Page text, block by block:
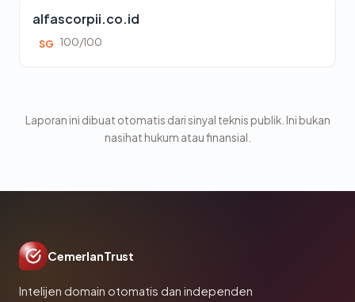
alfascorpii.co.id
SG 100/100
Laporan ini dibuat otomatis dari sinyal teknis publik. Ini bukan
nasihat hukum atau finansial.
CemerlanTrust
Intelijen domain otomatis dan independen